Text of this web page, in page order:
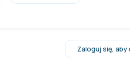
Zaloguj się, aby